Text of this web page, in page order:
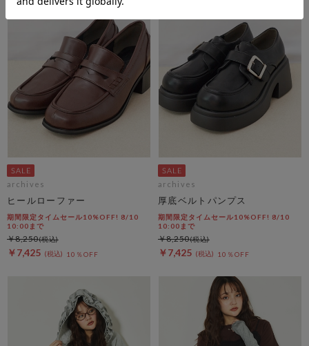
archives
ヒールローファー
期間限定タイムセール10%OFF! 8/10
10:00まで
￥7,425 10％OFF
￥8,250
archives
厚底ベルトパンプス
期間限定タイムセール10%OFF! 8/10
10:00まで
￥7,425 10％OFF
￥8,250